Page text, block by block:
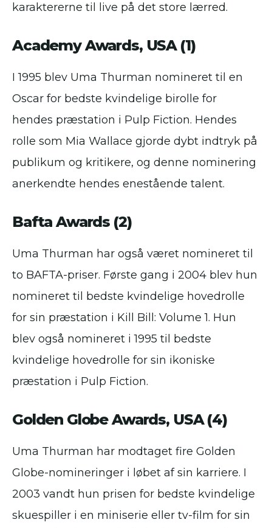
karaktererne til live på det store lærred.
Academy Awards, USA (1)
I 1995 blev Uma Thurman nomineret til en
Oscar for bedste kvindelige birolle for
hendes præstation i Pulp Fiction. Hendes
rolle som Mia Wallace gjorde dybt indtryk på
publikum og kritikere, og denne nominering
anerkendte hendes enestående talent.
Bafta Awards (2)
Uma Thurman har også været nomineret til
to BAFTA-priser. Første gang i 2004 blev hun
nomineret til bedste kvindelige hovedrolle
for sin præstation i Kill Bill: Volume 1. Hun
blev også nomineret i 1995 til bedste
kvindelige hovedrolle for sin ikoniske
præstation i Pulp Fiction.
Golden Globe Awards, USA (4)
Uma Thurman har modtaget fire Golden
Globe-nomineringer i løbet af sin karriere. I
2003 vandt hun prisen for bedste kvindelige
skuespiller i en miniserie eller tv-film for sin